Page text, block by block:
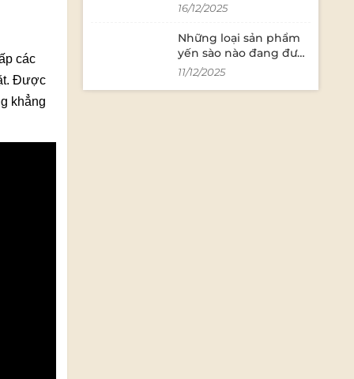
các
Được
khẳng
16/12/2025
Những loại sản phẩm
yến sào nào đang được
ưa chuộng trên thị
11/12/2025